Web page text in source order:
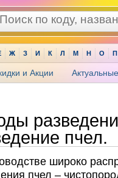
Ж З И К Л М Н О П
и Акции
пчел.
широко
пчел –